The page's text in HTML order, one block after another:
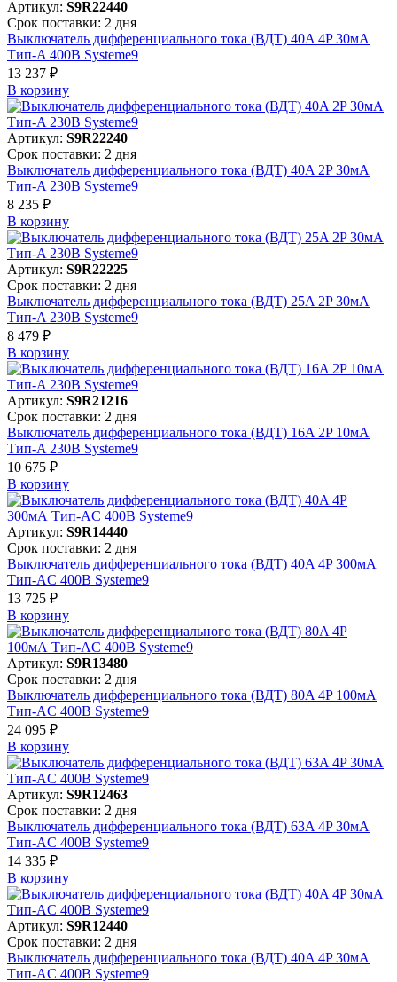
Артикул: S9R22440
Срок поставки: 2 дня
Выключатель дифференциального тока (ВДТ) 40A 4P 30мА
Тип-A 400В Systeme9
13 237 ₽
В корзинy
Артикул: S9R22240
Срок поставки: 2 дня
Выключатель дифференциального тока (ВДТ) 40A 2P 30мА
Тип-A 230В Systeme9
8 235 ₽
В корзинy
Артикул: S9R22225
Срок поставки: 2 дня
Выключатель дифференциального тока (ВДТ) 25A 2P 30мА
Тип-A 230В Systeme9
8 479 ₽
В корзинy
Артикул: S9R21216
Срок поставки: 2 дня
Выключатель дифференциального тока (ВДТ) 16A 2P 10мА
Тип-A 230В Systeme9
10 675 ₽
В корзинy
Артикул: S9R14440
Срок поставки: 2 дня
Выключатель дифференциального тока (ВДТ) 40A 4P 300мА
Тип-AC 400В Systeme9
13 725 ₽
В корзинy
Артикул: S9R13480
Срок поставки: 2 дня
Выключатель дифференциального тока (ВДТ) 80A 4P 100мА
Тип-AC 400В Systeme9
24 095 ₽
В корзинy
Артикул: S9R12463
Срок поставки: 2 дня
Выключатель дифференциального тока (ВДТ) 63A 4P 30мА
Тип-AC 400В Systeme9
14 335 ₽
В корзинy
Артикул: S9R12440
Срок поставки: 2 дня
Выключатель дифференциального тока (ВДТ) 40A 4P 30мА
Тип-AC 400В Systeme9